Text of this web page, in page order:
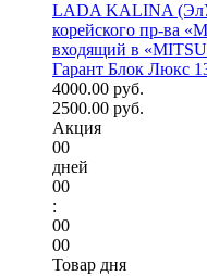
LADA KALINA
корейского пр-ва
входящий в
Гарант Блок Люкс
4000.00 руб.
2500.00 руб.
Акция
00
дней
00
:
00
00
Товар дня